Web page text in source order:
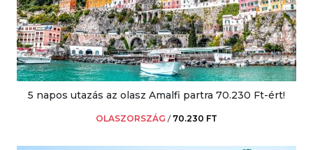
5 napos utazás az olasz Amalfi partra 70.230 Ft-ért!
OLASZORSZÁG / 70.230 FT